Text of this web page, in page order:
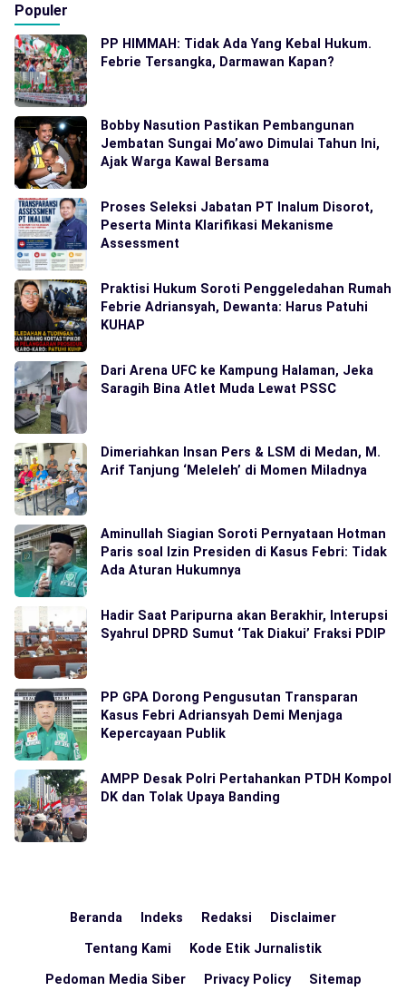
Populer
PP HIMMAH: Tidak Ada Yang Kebal Hukum.
Febrie Tersangka, Darmawan Kapan?
Bobby Nasution Pastikan Pembangunan
Jembatan Sungai Mo’awo Dimulai Tahun Ini,
Ajak Warga Kawal Bersama
Proses Seleksi Jabatan PT Inalum Disorot,
Peserta Minta Klarifikasi Mekanisme
Assessment
Praktisi Hukum Soroti Penggeledahan Rumah
Febrie Adriansyah, Dewanta: Harus Patuhi
KUHAP
Dari Arena UFC ke Kampung Halaman, Jeka
Saragih Bina Atlet Muda Lewat PSSC
Dimeriahkan Insan Pers & LSM di Medan, M.
Arif Tanjung ‘Meleleh’ di Momen Miladnya
Aminullah Siagian Soroti Pernyataan Hotman
Paris soal Izin Presiden di Kasus Febri: Tidak
Ada Aturan Hukumnya
Hadir Saat Paripurna akan Berakhir, Interupsi
Syahrul DPRD Sumut ‘Tak Diakui’ Fraksi PDIP
PP GPA Dorong Pengusutan Transparan
Kasus Febri Adriansyah Demi Menjaga
Kepercayaan Publik
AMPP Desak Polri Pertahankan PTDH Kompol
DK dan Tolak Upaya Banding
Beranda Indeks Redaksi Disclaimer
Tentang Kami Kode Etik Jurnalistik
Pedoman Media Siber Privacy Policy Sitemap